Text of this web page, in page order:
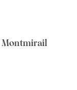
Montmirail